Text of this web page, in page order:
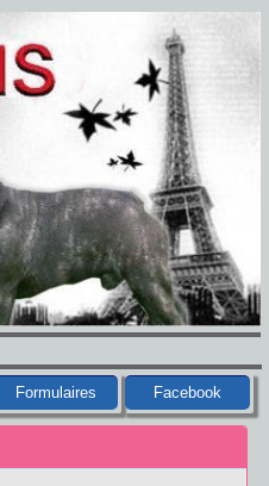
Formulaires Facebook